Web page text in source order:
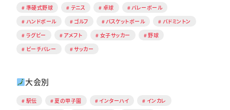
準硬式野球 テニス 卓球
バレーボール
ハンドボール
ゴルフ バスケットボール
バドミントン
ラグビー
アメフト 女子サッカー
野球
ビーチバレー
サッカー
大会別
駅伝 夏の甲子園 インターハイ
インカレ